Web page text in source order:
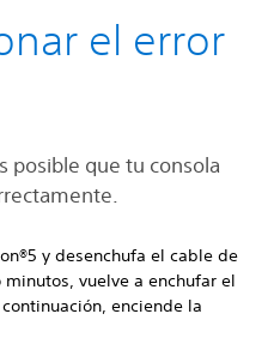
el error
posible que tu consola
y desenchufa el cable de
vuelve a enchufar el
enciende la